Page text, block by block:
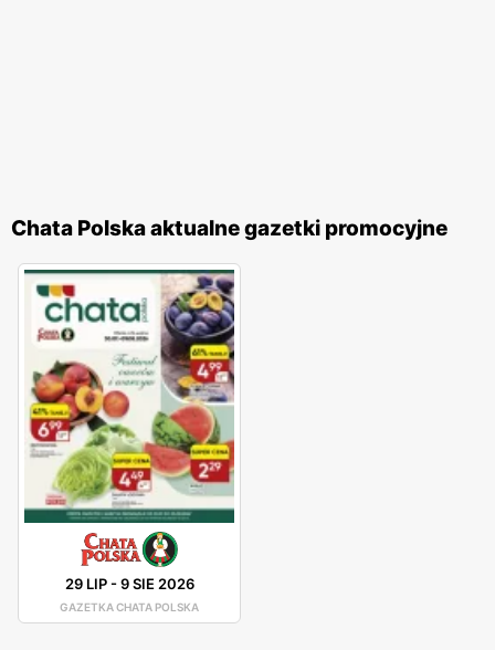
Chata Polska aktualne gazetki promocyjne
29 LIP-9 SIE 2026
GAZETKA CHATA POLSKA